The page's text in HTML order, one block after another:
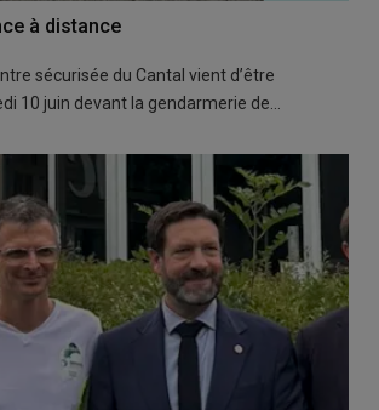
à distance
sécurisée du Cantal vient d’être
10 juin devant la gendarmerie de…